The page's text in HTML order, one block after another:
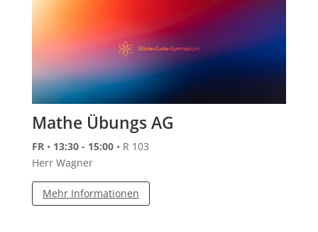
Mathe Übungs AG
FR• 13:30 - 15:00• R 103
Herr Wagner
Mehr Informationen